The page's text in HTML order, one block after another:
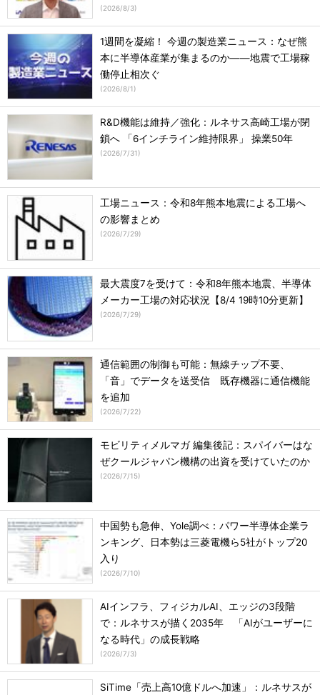
(2026/8/3)
1週間を凝縮！ 今週の製造業ニュース：なぜ熊
本に半導体産業が集まるのか――地震で工場稼
働停止相次ぐ
(2026/8/1)
R&D機能は維持／強化：ルネサス高崎工場が閉
鎖へ 「6インチライン維持限界」 操業50年
(2026/7/31)
工場ニュース：令和8年熊本地震による工場へ
の影響まとめ
(2026/7/29)
最大震度7を受けて：令和8年熊本地震、半導体
メーカー工場の対応状況【8/4 19時10分更新】
(2026/7/29)
通信範囲の制御も可能：無線チップ不要、
「音」でデータを送受信 既存機器に通信機能
を追加
(2026/7/22)
モビリティメルマガ 編集後記：スパイバーはな
ぜクールジャパン機構の出資を受けていたのか
(2026/7/15)
中国勢も急伸、Yole調べ：パワー半導体企業ラ
ンキング、日本勢は三菱電機ら5社がトップ20
入り
(2026/7/10)
AIインフラ、フィジカルAI、エッジの3段階
で：ルネサスが描く2035年 「AIがユーザーに
なる時代」の成長戦略
(2026/7/3)
SiTime「売上高10億ドルへ加速」：ルネサスが